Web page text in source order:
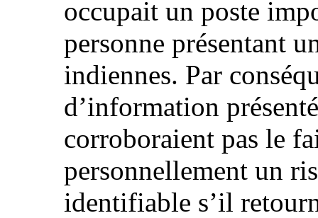
occupait un poste
personne présentant
indiennes. Par
d’information
corroboraient pas le
personnellement un
identifiable s’il